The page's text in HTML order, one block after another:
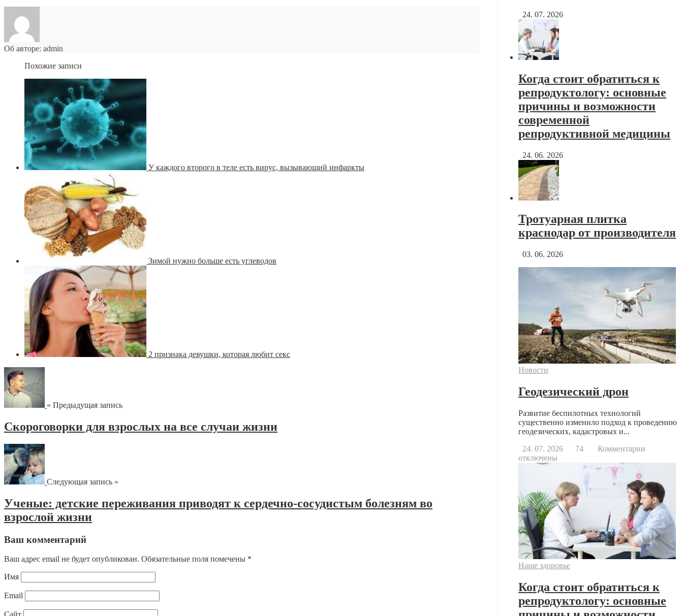
Об авторе: admin
Похожие записи
У каждого второго в теле есть вирус, вызывающий инфаркты
Зимой нужно больше есть углеводов
2 признака девушки, которая любит секс
« Предыдущая запись
Скороговорки для взрослых на все случаи жизни
Следующая запись »
Ученые: детские переживания приводят к сердечно-сосудистым болезням во
взрослой жизни
Ваш комментарий
Ваш адрес email не будет опубликован. Обязательные поля помечены *
Имя
Email
24. 07. 2026
Когда стоит обратиться к
репродуктологу: основные
причины и возможности
современной
репродуктивной медицины
24. 06. 2026
Тротуарная плитка
краснодар от производителя
03. 06. 2026
Новости
Геодезический дрон
Развитие беспилотных технологий
существенно изменило подход к проведению
геодезических, кадастровых и...
24. 07. 2026
74 Комментарии
отключены
Наше здоровье
Когда стоит обратиться к
репродуктологу: основные